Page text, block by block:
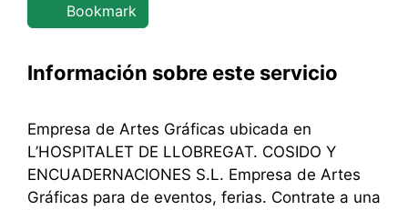
Bookmark
Información sobre este servicio
Empresa de Artes Gráficas ubicada en
L’HOSPITALET DE LLOBREGAT. COSIDO Y
ENCUADERNACIONES S.L. Empresa de Artes
Gráficas para de eventos, ferias. Contrate a una